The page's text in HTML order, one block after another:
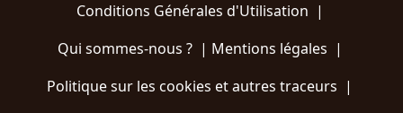
Conditions Générales d'Utilisation |
Qui sommes-nous ?| Mentions légales |
Politique sur les cookies et autres traceurs |